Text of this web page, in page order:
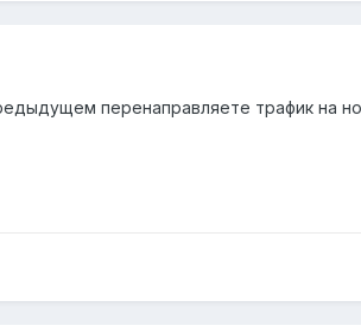
перенаправляете трафик на